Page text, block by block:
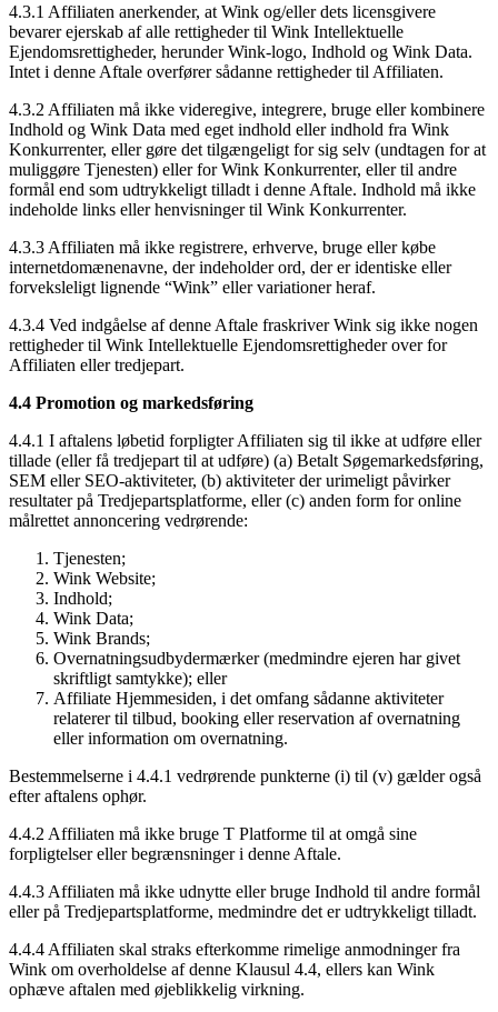
4.3.1 Affiliaten anerkender, at Wink og/eller dets licensgivere
bevarer ejerskab af alle rettigheder til Wink Intellektuelle
Ejendomsrettigheder, herunder Wink-logo, Indhold og Wink Data.
Intet i denne Aftale overfører sådanne rettigheder til Affiliaten.
4.3.2 Affiliaten må ikke videregive, integrere, bruge eller kombinere
Indhold og Wink Data med eget indhold eller indhold fra Wink
Konkurrenter, eller gøre det tilgængeligt for sig selv (undtagen for at
muliggøre Tjenesten) eller for Wink Konkurrenter, eller til andre
formål end som udtrykkeligt tilladt i denne Aftale. Indhold må ikke
indeholde links eller henvisninger til Wink Konkurrenter.
4.3.3 Affiliaten må ikke registrere, erhverve, bruge eller købe
internetdomænenavne, der indeholder ord, der er identiske eller
forveksleligt lignende “Wink” eller variationer heraf.
4.3.4 Ved indgåelse af denne Aftale fraskriver Wink sig ikke nogen
rettigheder til Wink Intellektuelle Ejendomsrettigheder over for
Affiliaten eller tredjepart.
4.4 Promotion og markedsføring
4.4.1 I aftalens løbetid forpligter Affiliaten sig til ikke at udføre eller
tillade (eller få tredjepart til at udføre) (a) Betalt Søgemarkedsføring,
SEM eller SEO-aktiviteter, (b) aktiviteter der urimeligt påvirker
resultater på Tredjepartsplatforme, eller (c) anden form for online
målrettet annoncering vedrørende:
Tjenesten;
Wink Website;
Indhold;
Wink Data;
Wink Brands;
Overnatningsudbydermærker (medmindre ejeren har givet
skriftligt samtykke); eller
Affiliate Hjemmesiden, i det omfang sådanne aktiviteter
relaterer til tilbud, booking eller reservation af overnatning
eller information om overnatning.
Bestemmelserne i 4.4.1 vedrørende punkterne (i) til (v) gælder også
efter aftalens ophør.
4.4.2 Affiliaten må ikke bruge T Platforme til at omgå sine
forpligtelser eller begrænsninger i denne Aftale.
4.4.3 Affiliaten må ikke udnytte eller bruge Indhold til andre formål
eller på Tredjepartsplatforme, medmindre det er udtrykkeligt tilladt.
4.4.4 Affiliaten skal straks efterkomme rimelige anmodninger fra
Wink om overholdelse af denne Klausul 4.4, ellers kan Wink
ophæve aftalen med øjeblikkelig virkning.